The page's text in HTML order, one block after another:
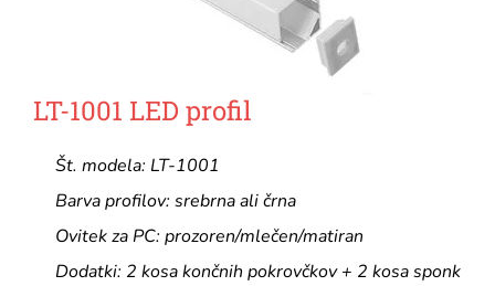
LT-1001 LED profil
Št. modela: LT-1001
Barva profilov: srebrna ali črna
Ovitek za PC: prozoren/mlečen/matiran
Dodatki: 2 kosa končnih pokrovčkov + 2 kosa sponk